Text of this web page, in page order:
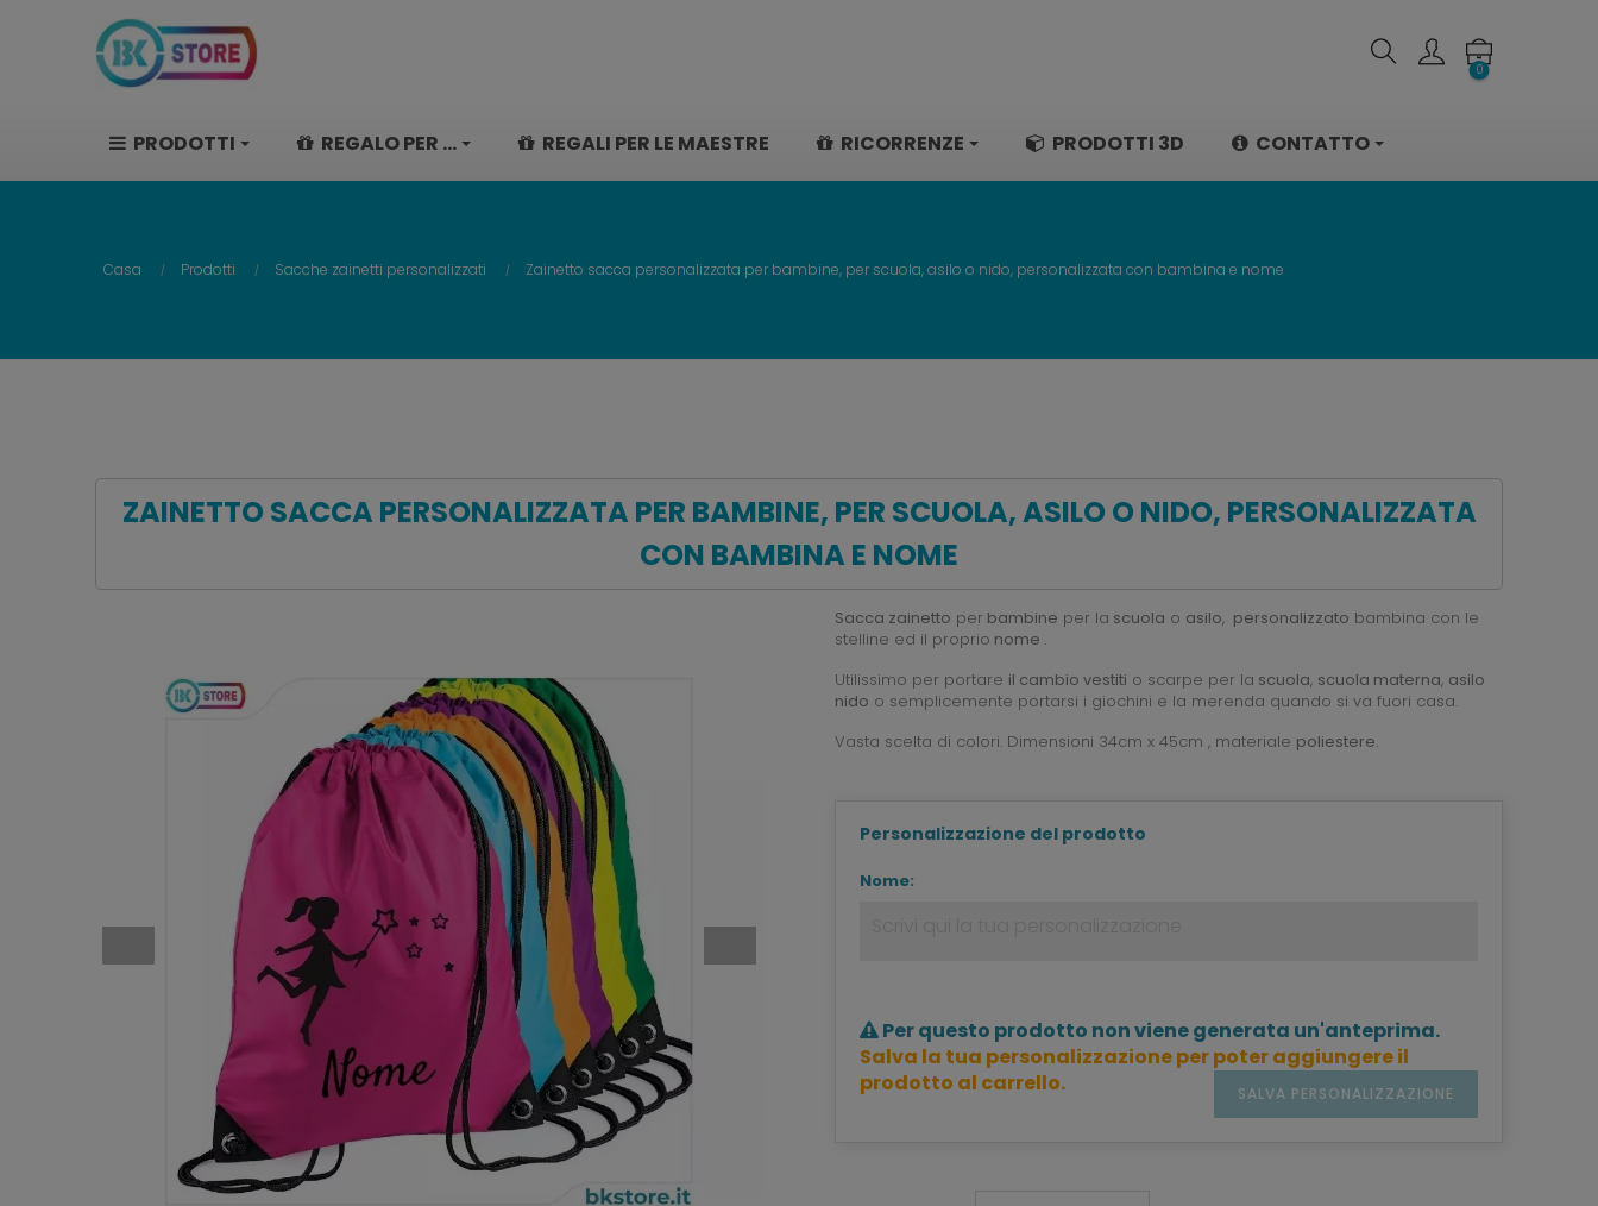
0
PRODOTTI REGALO PER ... REGALI PER LE MAESTRE RICORRENZE PRODOTTI 3D CONTATTO
Casa Prodotti Sacche zainetti personalizzati Zainetto sacca personalizzata per bambine, per scuola, asilo o nido, personalizzata con bambina e nome
ZAINETTO SACCA PERSONALIZZATA PER BAMBINE, PER SCUOLA, ASILO O NIDO, PERSONALIZZATA
CON BAMBINA E NOME
Sacca zainetto per bambine per la scuola o asilo, personalizzato bambina con le
stelline ed il proprio nome .
Utilissimo per portare il cambio vestiti o scarpe per la scuola, scuola materna, asilo
nido o semplicemente portarsi i giochini e la merenda quando si va fuori casa.
Vasta scelta di colori. Dimensioni 34cm x 45cm , materiale poliestere.
Personalizzazione del prodotto
Nome:
Per questo prodotto non viene generata un'anteprima.
Salva la tua personalizzazione per poter aggiungere il
prodotto al carrello.
SALVA PERSONALIZZAZIONE